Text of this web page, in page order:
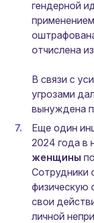
гендерной
отчислена
В связи с
угрозами
вынуждена
Еще один
2024 года в
женщины
Сотрудники
физическую
свои
личной